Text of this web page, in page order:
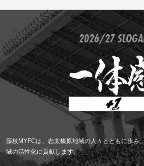
2026/27
藤枝MYFCは、志太榛原地域の人々とともに歩み
域の活性化に貢献します。